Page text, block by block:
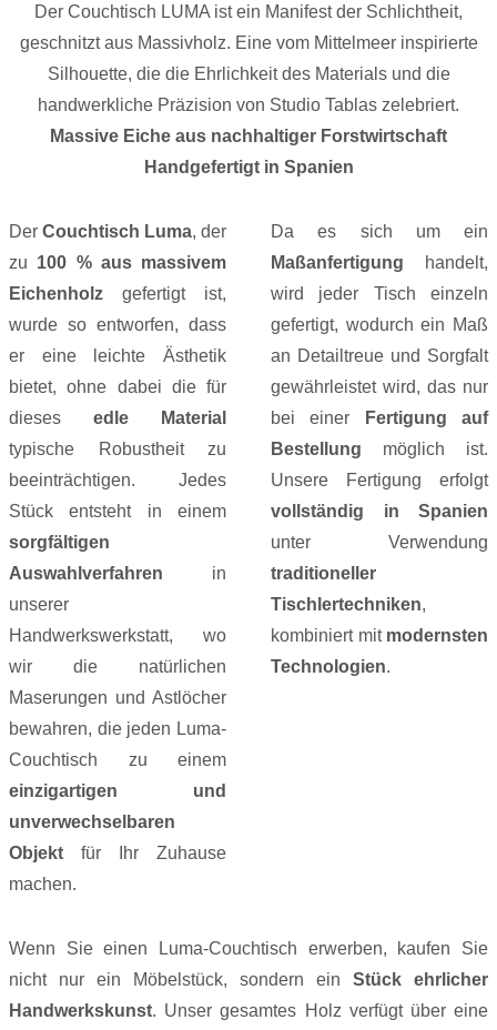
Der Couchtisch LUMA ist ein Manifest der Schlichtheit,
geschnitzt aus Massivholz. Eine vom Mittelmeer inspirierte
Silhouette, die die Ehrlichkeit des Materials und die
handwerkliche Präzision von Studio Tablas zelebriert.
Massive Eiche aus nachhaltiger Forstwirtschaft
Handgefertigt in Spanien
Der Couchtisch Luma, der
zu 100 % aus massivem
Eichenholz gefertigt ist,
wurde so entworfen, dass
er eine leichte Ästhetik
bietet, ohne dabei die für
dieses edle Material
typische Robustheit zu
beeinträchtigen. Jedes
Stück entsteht in einem
sorgfältigen
Auswahlverfahren in
unserer
Handwerkswerkstatt, wo
wir die natürlichen
Maserungen und Astlöcher
bewahren, die jeden Luma-
Couchtisch zu einem
einzigartigen und
unverwechselbaren
Objekt für Ihr Zuhause
machen.
Da es sich um ein
Maßanfertigung handelt,
wird jeder Tisch einzeln
gefertigt, wodurch ein Maß
an Detailtreue und Sorgfalt
gewährleistet wird, das nur
bei einer
Fertigung auf
Bestellung möglich ist.
Unsere Fertigung erfolgt
vollständig in Spanien
unter Verwendung
traditioneller
Tischlertechniken,
kombiniert mit modernsten
Technologien.
Wenn Sie einen Luma-Couchtisch erwerben, kaufen Sie
nicht nur ein Möbelstück, sondern ein Stück ehrlicher
Handwerkskunst. Unser gesamtes Holz verfügt über eine